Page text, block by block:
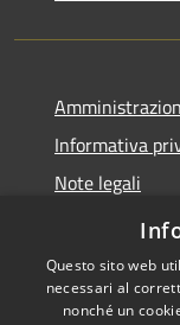
Informativa
Note legali
Dichiarazione
Questo sito web
necessari al
nonché un